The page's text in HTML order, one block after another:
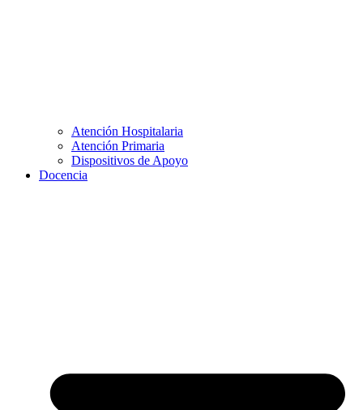
Atención Hospitalaria
Atención Primaria
Dispositivos de Apoyo
Docencia